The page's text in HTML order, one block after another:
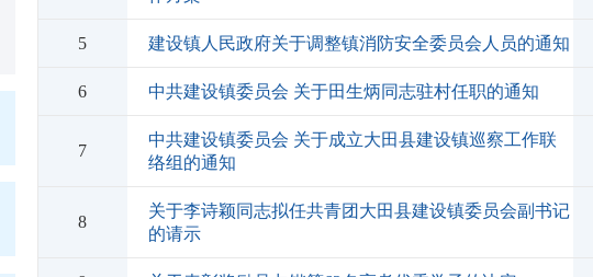
5 建设镇人民政府关于调整镇消防安全委员会人员的通知
6 中共建设镇委员会 关于田生炳同志驻村任职的通知
7
中共建设镇委员会 关于成立大田县建设镇巡察工作联
络组的通知
8
关于李诗颖同志拟任共青团大田县建设镇委员会副书记
的请示